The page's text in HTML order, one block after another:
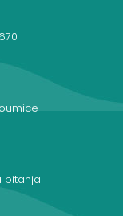
pitanja